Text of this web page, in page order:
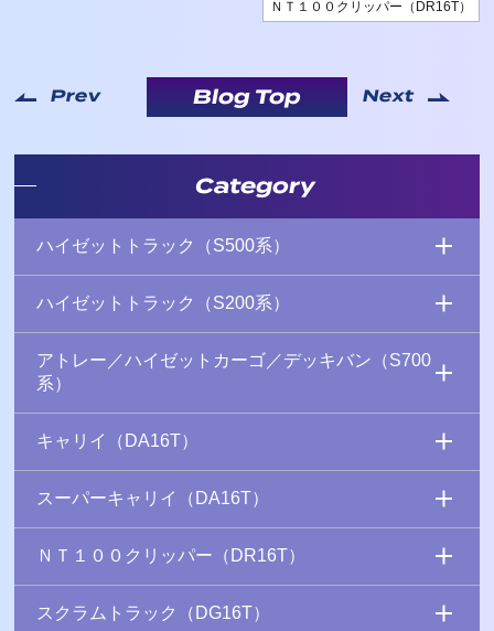
ＮＴ１００クリッパー（DR16T）
Prev Blog Top Next
Category
ハイゼットトラック（S500系）
ハイゼットトラック（S200系）
アトレー／ハイゼットカーゴ／デッキバン（S700
系）
キャリイ（DA16T）
スーパーキャリイ（DA16T）
ＮＴ１００クリッパー（DR16T）
スクラムトラック（DG16T）